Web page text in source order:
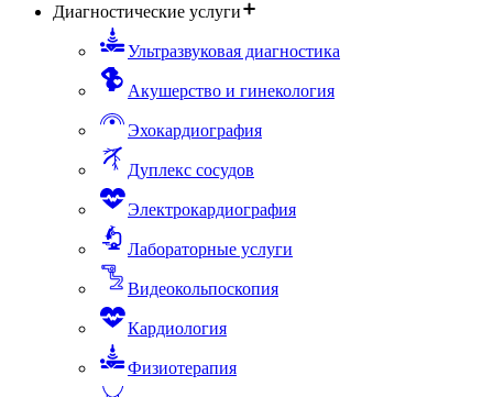
Диагностические услуги
Ультразвуковая диагностика
Акушерство и гинекология
Эхокардиография
Дуплекс сосудов
Электрокардиография
Лабораторные услуги
Видеокольпоскопия
Кардиология
Физиотерапия